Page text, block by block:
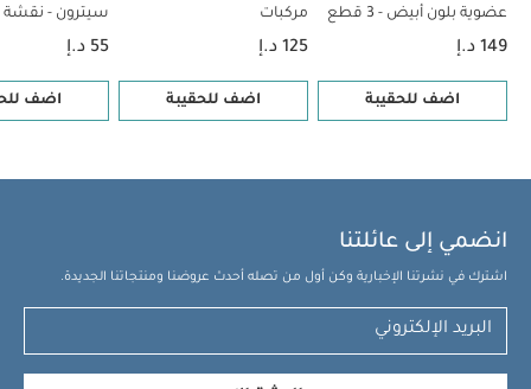
يتضمن: 1 × صندوق غداء
1 × شوكة
1 × ملعقة
قد يعجبك أيضاً:طقم بيجاما قطعة واحدة عضوية
حقيبة ظهر صغيرة - نقشة مركبات
عضوية بلون أبيض - 3 قطع
149 د.إ
اضف للحقيبة
مركبات
125 د.إ
اضف للحقيبة
سيترون - نقشة
55 د.إ
اضف
انضمي إلى عائلتنا
اشترك في نشرتنا الإخبارية وكن أول من تصله أحدث عروضنا ومنتجاتنا الجديدة.